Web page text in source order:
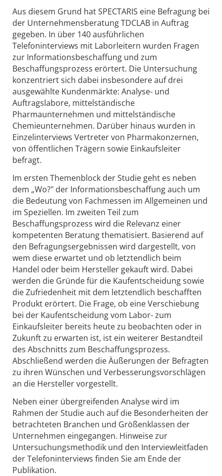
Aus diesem Grund hat SPECTARIS eine Befragung bei
der Unternehmensberatung TDCLAB in Auftrag
gegeben. In über 140 ausführlichen
Telefoninterviews mit Laborleitern wurden Fragen
zur Informationsbeschaffung und zum
Beschaffungsprozess erörtert. Die Untersuchung
konzentriert sich dabei insbesondere auf drei
ausgewählte Kundenmärkte: Analyse- und
Auftragslabore, mittelständische
Pharmaunternehmen und mittelständische
Chemieunternehmen. Darüber hinaus wurden in
Einzelinterviews Vertreter von Pharmakonzernen,
von öffentlichen Trägern sowie Einkaufsleiter
befragt.
Im ersten Themenblock der Studie geht es neben
dem „Wo?" der Informationsbeschaffung auch um
die Bedeutung von Fachmessen im Allgemeinen und
im Speziellen. Im zweiten Teil zum
Beschaffungsprozess wird die Relevanz einer
kompetenten Beratung thematisiert. Basierend auf
den Befragungsergebnissen wird dargestellt, von
wem diese erwartet und ob letztendlich beim
Handel oder beim Hersteller gekauft wird. Dabei
werden die Gründe für die Kaufentscheidung sowie
die Zufriedenheit mit dem letztendlich beschafften
Produkt erörtert. Die Frage, ob eine Verschiebung
bei der Kaufentscheidung vom Labor- zum
Einkaufsleiter bereits heute zu beobachten oder in
Zukunft zu erwarten ist, ist ein weiterer Bestandteil
des Abschnitts zum Beschaffungsprozess.
Abschließend werden die Äußerungen der Befragten
zu ihren Wünschen und Verbesserungsvorschlägen
an die Hersteller vorgestellt.
Neben einer übergreifenden Analyse wird im
Rahmen der Studie auch auf die Besonderheiten der
betrachteten Branchen und Größenklassen der
Unternehmen eingegangen. Hinweise zur
Untersuchungsmethodik und den Interviewleitfaden
der Telefoninterviews finden Sie am Ende der
Publikation.